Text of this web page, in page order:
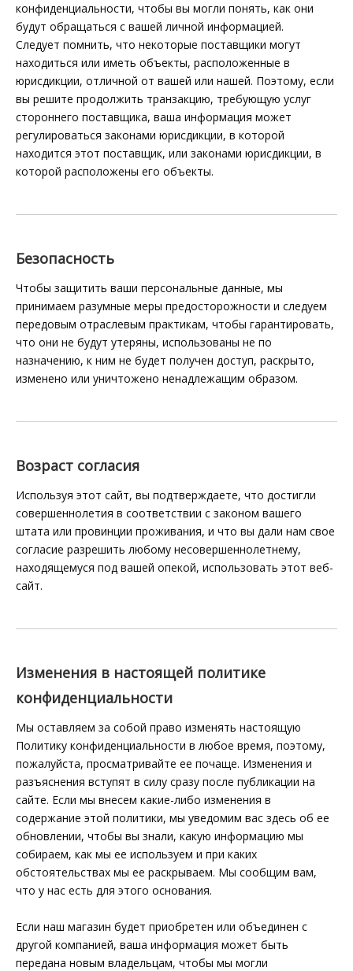
конфиденциальности, чтобы вы могли понять, как они
будут обращаться с вашей личной информацией.
Следует помнить, что некоторые поставщики могут
находиться или иметь объекты, расположенные в
юрисдикции, отличной от вашей или нашей. Поэтому, если
вы решите продолжить транзакцию, требующую услуг
стороннего поставщика, ваша информация может
регулироваться законами юрисдикции, в которой
находится этот поставщик, или законами юрисдикции, в
которой расположены его объекты.
Безопасность
Чтобы защитить ваши персональные данные, мы
принимаем разумные меры предосторожности и следуем
передовым отраслевым практикам, чтобы гарантировать,
что они не будут утеряны, использованы не по
назначению, к ним не будет получен доступ, раскрыто,
изменено или уничтожено ненадлежащим образом.
Возраст согласия
Используя этот сайт, вы подтверждаете, что достигли
совершеннолетия в соответствии с законом вашего
штата или провинции проживания, и что вы дали нам свое
согласие разрешить любому несовершеннолетнему,
находящемуся под вашей опекой, использовать этот веб-
сайт.
Изменения в настоящей политике
конфиденциальности
Мы оставляем за собой право изменять настоящую
Политику конфиденциальности в любое время, поэтому,
пожалуйста, просматривайте ее почаще. Изменения и
разъяснения вступят в силу сразу после публикации на
сайте. Если мы внесем какие-либо изменения в
содержание этой политики, мы уведомим вас здесь об ее
обновлении, чтобы вы знали, какую информацию мы
собираем, как мы ее используем и при каких
обстоятельствах мы ее раскрываем. Мы сообщим вам,
что у нас есть для этого основания.
Если наш магазин будет приобретен или объединен с
другой компанией, ваша информация может быть
передана новым владельцам, чтобы мы могли